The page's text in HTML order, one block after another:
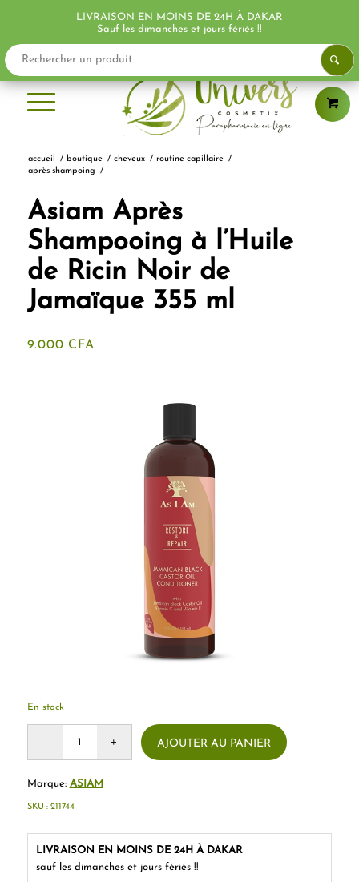
accueil / boutique / cheveux / routine capillaire
/
après shampoing
/
Asiam Après
Shampooing à l’Huile
de Ricin Noir de
Jamaïque 355 ml
9.000 CFA
En stock
AJOUTER AU PANIER
Marque: ASIAM
LIVRAISON EN MOINS DE 24H À DAKAR
sauf les dimanches et jours fériés !!
SKU : 211744
LIVRAISON EN MOINS DE 24H À DAKAR
Sauf les dimanches et jours fériés !!